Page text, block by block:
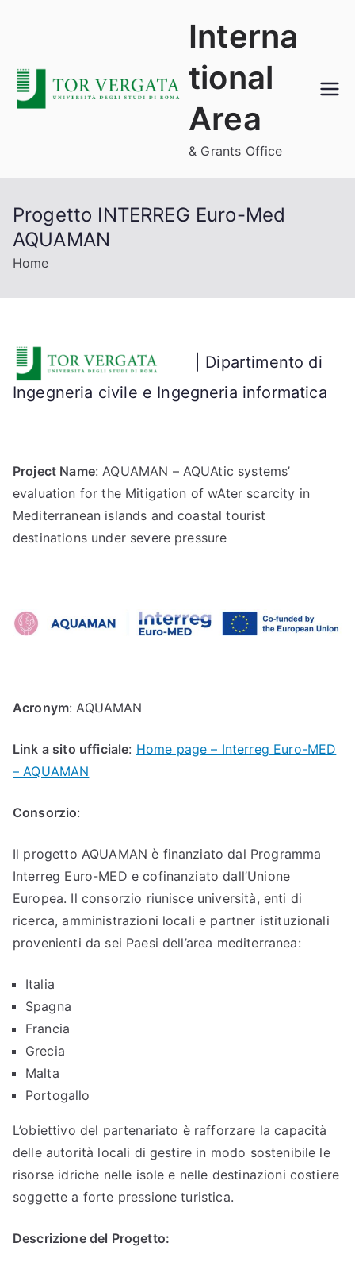
Interna
tional
Area
& Grants Office
Progetto INTERREG Euro-Med
AQUAMAN
Home
| Dipartimento di
Ingegneria civile e Ingegneria informatica
Project Name: AQUAMAN – AQUAtic systems’
evaluation for the Mitigation of wAter scarcity in
Mediterranean islands and coastal tourist
destinations under severe pressure
Acronym: AQUAMAN
Link a sito ufficiale: Home page – Interreg Euro-MED
– AQUAMAN
Consorzio:
Il progetto AQUAMAN è finanziato dal Programma
Interreg Euro-MED e cofinanziato dall’Unione
Europea. Il consorzio riunisce università, enti di
ricerca, amministrazioni locali e partner istituzionali
provenienti da sei Paesi dell’area mediterranea:
Italia
Spagna
Francia
Grecia
Malta
Portogallo
L’obiettivo del partenariato è rafforzare la capacità
delle autorità locali di gestire in modo sostenibile le
risorse idriche nelle isole e nelle destinazioni costiere
soggette a forte pressione turistica.
Descrizione del Progetto: